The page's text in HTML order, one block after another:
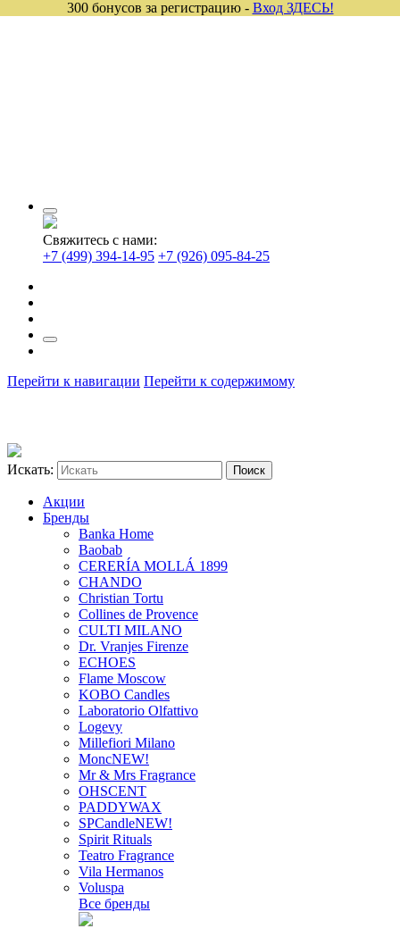
Свяжитесь с нами:
+7 (499) 394-14-95 +7 (926) 095-84-25
Перейти к навигации Перейти к содержимому
Искать:
Акции
Бренды
Banka Home
Baobab
CERERÍA MOLLÁ 1899
CHANDO
Christian Tortu
Collines de Provence
CULTI MILANO
Dr. Vranjes Firenze
ECHOES
Flame Moscow
KOBO Candles
Laboratorio Olfattivo
Logevy
Millefiori Milano
MoncNEW!
Mr & Mrs Fragrance
OHSCENT
PADDYWAX
SPCandleNEW!
Spirit Rituals
Teatro Fragrance
Vila Hermanos
Voluspa
Все бренды
300 бонусов за регистрацию - Вход ЗДЕСЬ!